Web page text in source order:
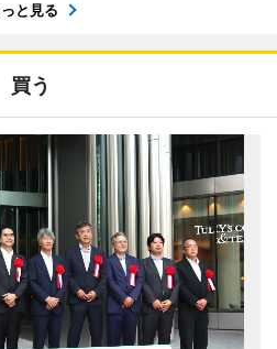
と見る
買う